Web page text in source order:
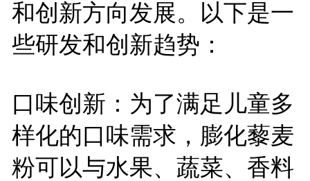
和创新方向发展。以下是一
些研发和创新趋势：
口味创新：为了满足儿童多
样化的口味需求，膨化藜麦
粉可以与水果、蔬菜、香料